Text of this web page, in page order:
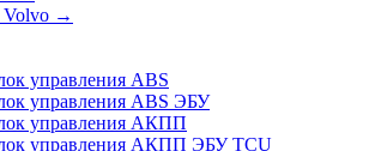
→
управления ABS
управления ABS ЭБУ
управления АКПП
управления АКПП ЭБУ TCU